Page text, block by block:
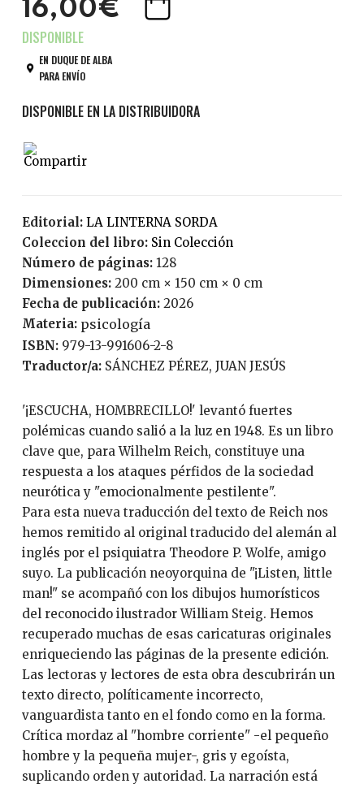
16,00€
EN DUQUE DE ALBA
PARA ENVÍO
Editorial:
LA LINTERNA SORDA
Coleccion del libro:
Sin Colección
Número de páginas: 128
Dimensiones: 200 cm × 150 cm × 0 cm
Fecha de publicación:
2026
Materia: psicología
ISBN:
979-13-991606-2-8
Traductor/a:
SÁNCHEZ PÉREZ, JUAN JESÚS
'¡ESCUCHA, HOMBRECILLO!' levantó fuertes
polémicas cuando salió a la luz en 1948. Es un libro
clave que, para Wilhelm Reich, constituye una
respuesta a los ataques pérfidos de la sociedad
neurótica y "emocionalmente pestilente".
Para esta nueva traducción del texto de Reich nos
hemos remitido al original traducido del alemán al
inglés por el psiquiatra Theodore P. Wolfe, amigo
suyo. La publicación neoyorquina de "¡Listen, little
man!" se acompañó con los dibujos humorísticos
del reconocido ilustrador William Steig. Hemos
recuperado muchas de esas caricaturas originales
enriqueciendo las páginas de la presente edición.
Las lectoras y lectores de esta obra descubrirán un
texto directo, políticamente incorrecto,
vanguardista tanto en el fondo como en la forma.
Crítica mordaz al "hombre corriente" -el pequeño
hombre y la pequeña mujer-, gris y egoísta,
suplicando orden y autoridad. La narración está